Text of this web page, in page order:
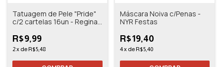
Tatuagem de Pele "Pride"
c/2 cartelas 16un - Regina
R$9,99
2x de R$5,48
Máscara Noiva c/Penas -
NYR Festas
R$19,40
4x de R$5,40